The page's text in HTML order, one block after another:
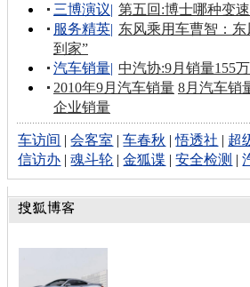
三博演议| 第五回:博士哪种变
服务精英| 东风乘用车曹智：
到家”
汽车销量| 中汽协:9月销量155
2010年9月汽车销量 8月汽车销
企业销量
车访间 |会客室 |车春秋 |悟透社 | 超
信访办 |魂斗轮 |金狐谍 |安全检测 |